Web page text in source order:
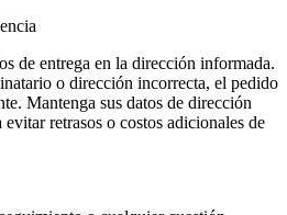
de entrega en la dirección informada.
o dirección incorrecta, el pedido
Mantenga sus datos de dirección
retrasos o costos adicionales de